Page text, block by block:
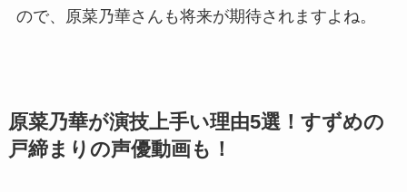
ので、原菜乃華さんも将来が期待されますよね。
原菜乃華が演技上手い理由5選！すずめの
戸締まりの声優動画も！